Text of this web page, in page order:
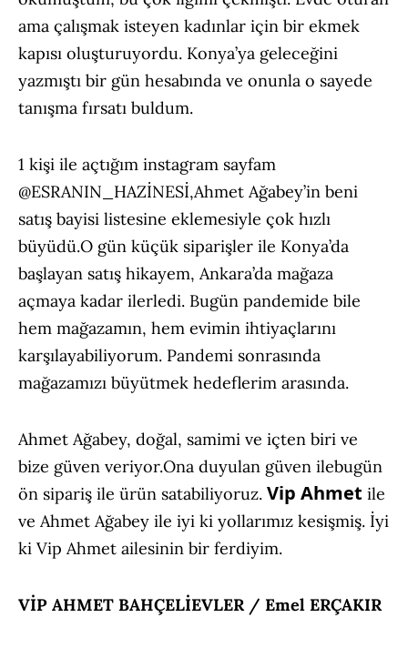
ama çalışmak isteyen kadınlar için bir ekmek
kapısı oluşturuyordu. Konya’ya geleceğini
yazmıştı bir gün hesabında ve onunla o sayede
tanışma fırsatı buldum.
1 kişi ile açtığım instagram sayfam
@ESRANIN_HAZİNESİ,Ahmet Ağabey’in beni
satış bayisi listesine eklemesiyle çok hızlı
büyüdü.O gün küçük siparişler ile Konya’da
başlayan satış hikayem, Ankara’da mağaza
açmaya kadar ilerledi. Bugün pandemide bile
hem mağazamın, hem evimin ihtiyaçlarını
karşılayabiliyorum. Pandemi sonrasında
mağazamızı büyütmek hedeflerim arasında.
Ahmet Ağabey, doğal, samimi ve içten biri ve
bize güven veriyor.Ona duyulan güven ilebugün
ön sipariş ile ürün satabiliyoruz. Vip Ahmet ile
ve Ahmet Ağabey ile iyi ki yollarımız kesişmiş. İyi
ki Vip Ahmet ailesinin bir ferdiyim.
VİP AHMET BAHÇELİEVLER / Emel ERÇAKIR